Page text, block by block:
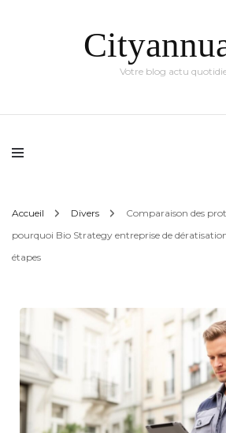
Votre blog actu
Accueil Divers
Comparaison des
pourquoi Bio Strategy entreprise de
étapes